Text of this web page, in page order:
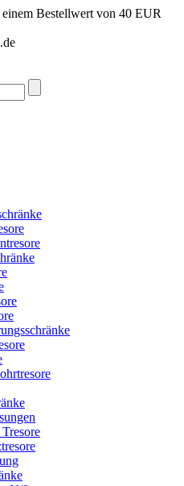
Bestellwert von 40 EUR